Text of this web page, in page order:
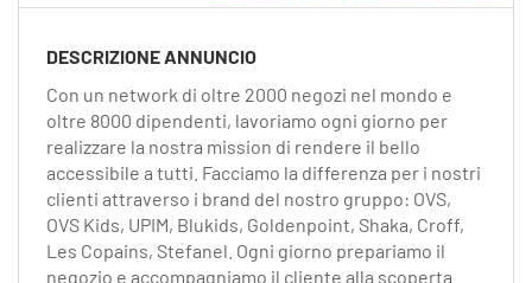
FR
IT
DE
DESCRIZIONE ANNUNCIO
Con un network di oltre 2000 negozi nel mondo e
oltre 8000 dipendenti, lavoriamo ogni giorno per
realizzare la nostra mission di rendere il bello
accessibile a tutti. Facciamo la differenza per i nostri
clienti attraverso i brand del nostro gruppo: OVS,
OVS Kids, UPIM, Blukids, Goldenpoint, Shaka, Croff,
Les Copains, Stefanel. Ogni giorno prepariamo il
negozio e accompagniamo il cliente alla scoperta